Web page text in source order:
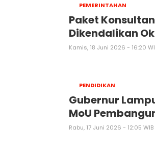
PEMERINTAHAN
Paket
Dikendalikan
Kamis, 18 Juni 2026 - 16:20
PENDIDIKAN
Gubernur
MoU
Rabu, 17 Juni 2026 - 12:05 WIB